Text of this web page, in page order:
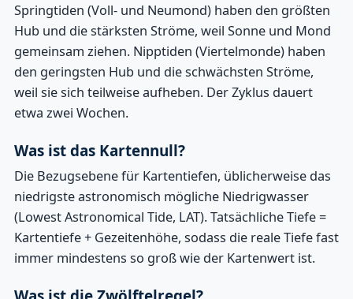
Springtiden (Voll- und Neumond) haben den größten
Hub und die stärksten Ströme, weil Sonne und Mond
gemeinsam ziehen. Nipptiden (Viertelmonde) haben
den geringsten Hub und die schwächsten Ströme,
weil sie sich teilweise aufheben. Der Zyklus dauert
etwa zwei Wochen.
Was ist das Kartennull?
Die Bezugsebene für Kartentiefen, üblicherweise das
niedrigste astronomisch mögliche Niedrigwasser
(Lowest Astronomical Tide, LAT). Tatsächliche Tiefe =
Kartentiefe + Gezeitenhöhe, sodass die reale Tiefe fast
immer mindestens so groß wie der Kartenwert ist.